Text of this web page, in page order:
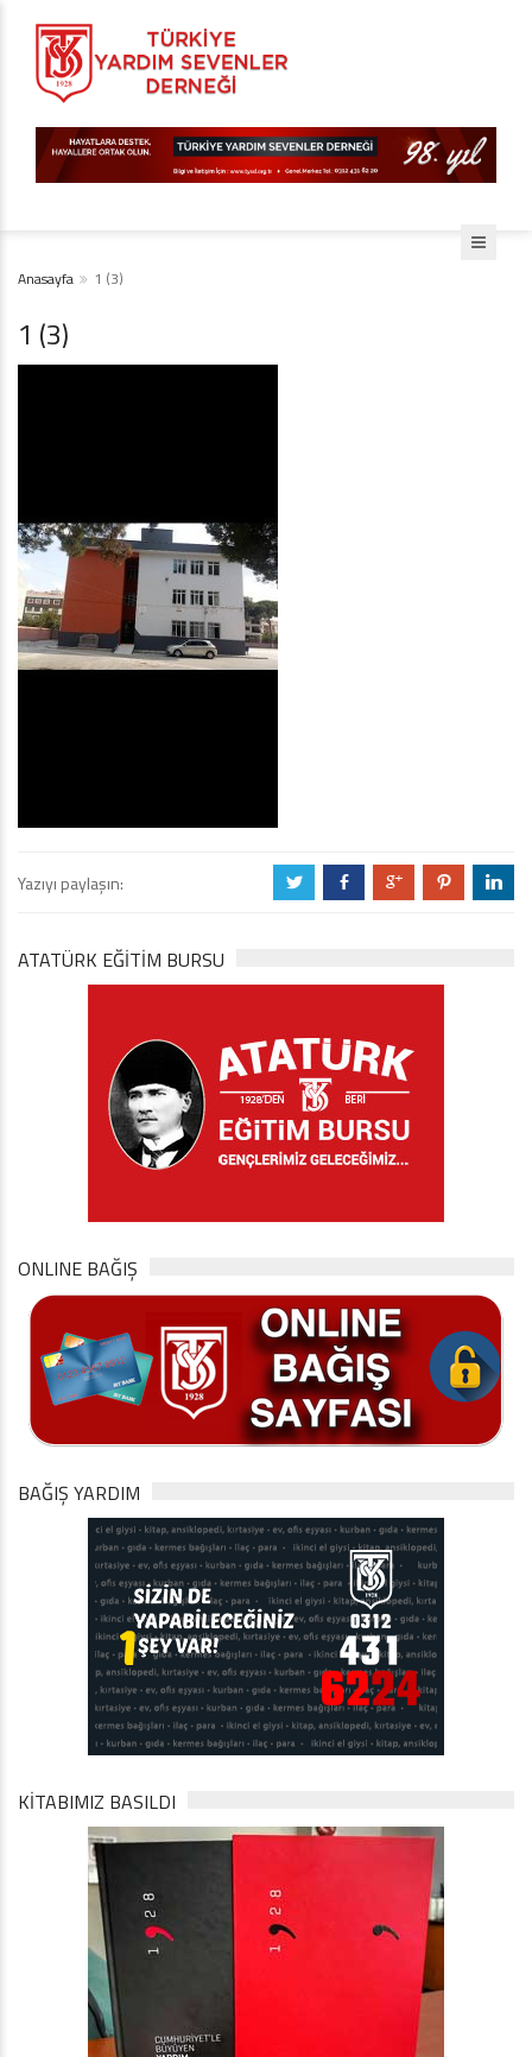
Anasayfa 1 (3)
1 (3)
Yazıyı paylaşın: a b c d j
ATATÜRK EĞITIM BURSU
ONLINE BAĞIŞ
BAĞIŞ YARDIM
KİTABIMIZ BASILDI